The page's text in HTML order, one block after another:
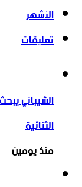
الأشهر
تعليقات
الشيباني
الثنائية
منذ يومين